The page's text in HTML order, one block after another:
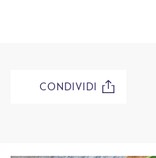
CONDIVIDI